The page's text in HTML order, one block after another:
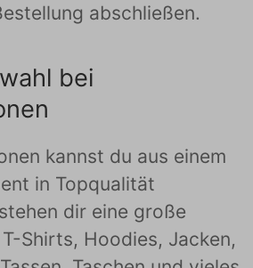
abschließen.
bei
kannst du aus einem
in Topqualität
dir eine große
Shirts, Hoodies, Jacken,